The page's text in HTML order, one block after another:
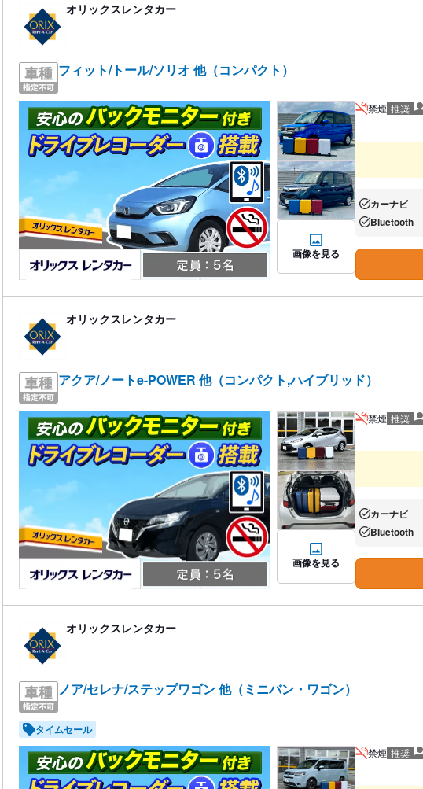
オリックスレンタカー
フィット/トール/ソリオ 他（コンパクト）
画像を見る
禁煙 推奨
あり:カーナビ
あり:Bluetooth
オリックスレンタカー
アクア/ノートe-POWER 他（コンパクト,ハイブリッド）
画像を見る
禁煙 推奨
あり:カーナビ
あり:Bluetooth
オリックスレンタカー
ノア/セレナ/ステップワゴン 他（ミニバン・ワゴン）
タイムセール
禁煙 推奨